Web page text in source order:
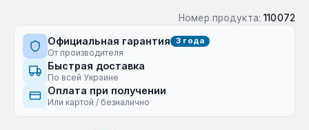
Номер продукта: 110072
Официальная гарантия 3 года
От производителя
Быстрая доставка
По всей Украине
Оплата при получении
Или картой / безналично